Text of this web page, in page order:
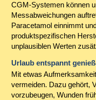
CGM-Systemen können
Messabweichungen
Paracetamol einnimmt
produktspezifischen
unplausiblen Werten
Urlaub entspannt
Mit etwas
vermeiden. Dazu gehört,
vorzubeugen, Wunden